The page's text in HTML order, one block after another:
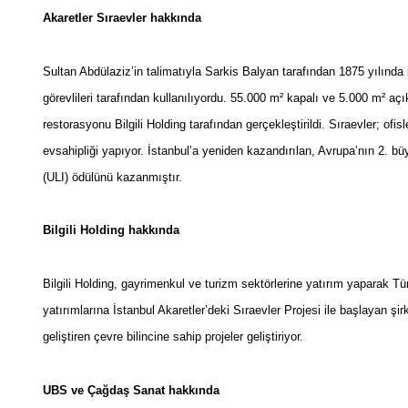
Akaretler Sıraevler hakkında
Sultan Abdülaziz’in talimatıyla Sarkis Balyan tarafından 1875
görevlileri tarafından kullanılıyordu. 55.000 m² kapalı ve 5.000 m²
restorasyonu Bilgili Holding tarafından gerçekleştirildi. Sıraevler;
evsahipliği yapıyor. İstanbul’a yeniden kazandırılan, Avrupa’nın 2.
(ULI) ödülünü kazanmıştır.
Bilgili Holding hakkında
Bilgili Holding, gayrimenkul ve turizm sektörlerine yatırım yaparak
yatırımlarına İstanbul Akaretler’deki Sıraevler Projesi ile başlayan
geliştiren çevre bilincine sahip projeler geliştiriyor.
UBS ve Çağdaş Sanat hakkında